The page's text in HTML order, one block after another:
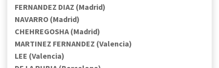
FERNANDEZ DIAZ (Madrid)
NAVARRO (Madrid)
CHEHREGOSHA (Madrid)
MARTINEZ FERNANDEZ (Valencia)
LEE (Valencia)